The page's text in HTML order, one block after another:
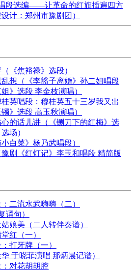
唱段选编——让革命的红旗插遍四方
计：郑州市豫剧团）
《焦裕禄》选段）
想（《李豁子离婚》孙二姐唱段
》选段 李金枝演唱）
桂英唱段：穆桂英五十三岁我又出
》选段 高玉秋演唱）
的话儿讲（《铡刀下的红梅》选
场）
白菜》杨乃武唱段）
剧《红灯记》李玉和唱段 精简版
二流水武嗨嗨（二）
诵句）
娘美（二人转伴奏谱）
红（一）
打牙牌（一）
于晓菲演唱 那炳晨记谱）
：对花胡胡腔